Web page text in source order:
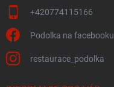
+420774115166
Podolka na facebooku
restaurace_podolka